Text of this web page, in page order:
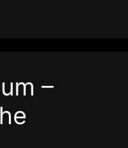
–